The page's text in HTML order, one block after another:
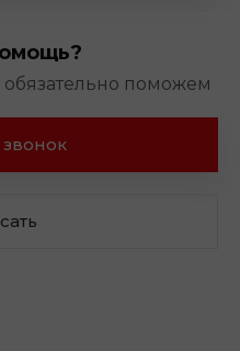
поможем
звонок